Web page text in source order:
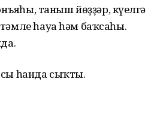
таныш йөҙҙәр, күңелгә
һауа һәм баҡсаһы.
һанда сыҡты.